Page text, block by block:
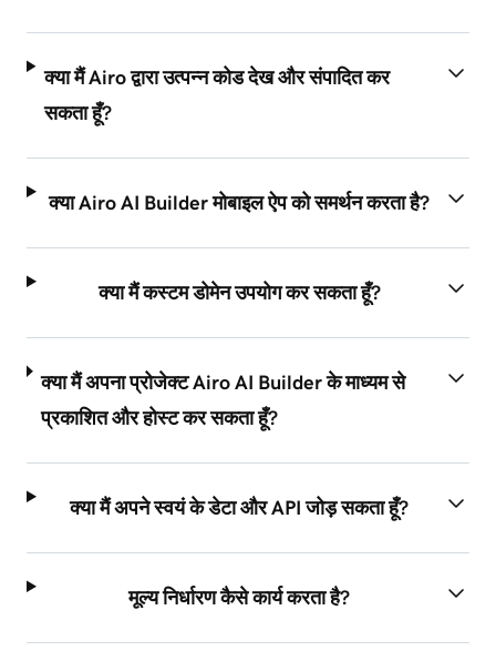
क्या मैं Airo द्वारा उत्पन्न कोड देख और संपादित कर
सकता हूँ?
क्या Airo AI Builder मोबाइल ऐप को समर्थन करता है?
क्या मैं कस्टम डोमेन उपयोग कर सकता हूँ?
क्या मैं अपना प्रोजेक्ट Airo AI Builder के माध्यम से
प्रकाशित और होस्ट कर सकता हूँ?
क्या मैं अपने स्वयं के डेटा और API जोड़ सकता हूँ?
मूल्य निर्धारण कैसे कार्य करता है?